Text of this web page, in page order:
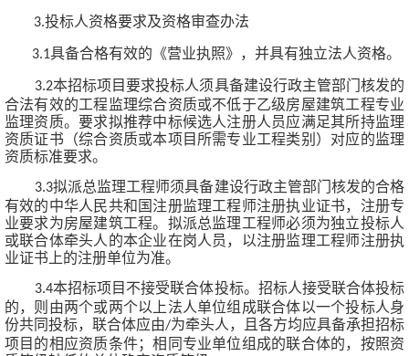
3.投标人资格要求及资格审查办法
3.1具备合格有效的《营业执照》，并具有独立法人资格。
3.2本招标项目要求投标人须具备建设行政主管部门核发的
合法有效的工程监理综合资质或不低于乙级房屋建筑工程专业
监理资质。要求拟推荐中标候选人注册人员应满足其所持监理
资质证书（综合资质或本项目所需专业工程类别） 对应的监理
资质标准要求。
3.3拟派总监理工程师须具备建设行政主管部门核发的合格
有效的中华人民共和国注册监理工程师注册执业证书，注册专
业要求为房屋建筑工程。拟派总监理工程师必须为独立投标人
或联合体牵头人的本企业在岗人员，以注册监理工程师注册执
业证书上的注册单位为准。
3.4本招标项目不接受联合体投标。招标人接受联合体投标
的，则由两个或两个以上法人单位组成联合体以一个投标人身
份共同投标，联合体应由/为牵头人，且各方均应具备承担招标
项目的相应资质条件；相同专业单位组成的联合体的，按照资